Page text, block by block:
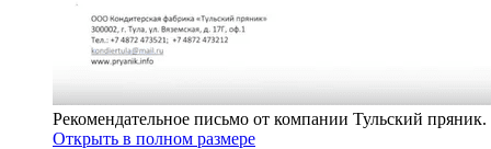
Рекомендательное письмо от компании Тульский пряник.
Открыть в полном размере